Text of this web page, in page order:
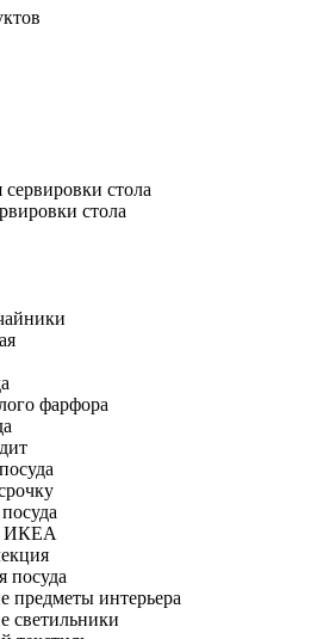
стола
стола
фарфора
ИКЕА
посуда
предметы интерьера
светильники